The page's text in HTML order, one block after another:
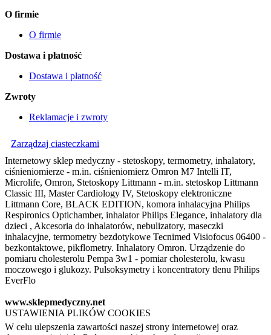
O firmie
O firmie
Dostawa i płatność
Dostawa i płatność
Zwroty
Reklamacje i zwroty
Zarządzaj ciasteczkami
Internetowy sklep medyczny - stetoskopy, termometry, inhalatory,
ciśnieniomierze - m.in. ciśnieniomierz Omron M7 Intelli IT,
Microlife, Omron, Stetoskopy Littmann - m.in. stetoskop Littmann
Classic III, Master Cardiology IV, Stetoskopy elektroniczne
Littmann Core, BLACK EDITION, komora inhalacyjna Philips
Respironics Optichamber, inhalator Philips Elegance, inhalatory dla
dzieci , Akcesoria do inhalatorów, nebulizatory, maseczki
inhalacyjne, termometry bezdotykowe Tecnimed Visiofocus 06400 -
bezkontaktowe, pikflometry. Inhalatory Omron. Urządzenie do
pomiaru cholesterolu Pempa 3w1 - pomiar cholesterolu, kwasu
moczowego i glukozy. Pulsoksymetry i koncentratory tlenu Philips
EverFlo
www.sklepmedyczny.net
USTAWIENIA PLIKÓW COOKIES
W celu ulepszenia zawartości naszej strony internetowej oraz